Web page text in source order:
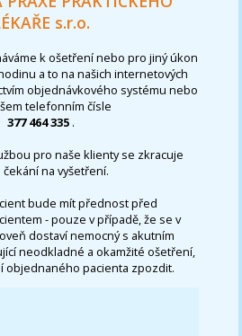
s.r.o.
k ošetření nebo pro jiný úkon
a to na našich internetových
objednávkového systému nebo
telefonním čísle
377 464 335 .
pro naše klienty se zkracuje
na vyšetření.
bude mít přednost před
- pouze v případě, že se v
dostaví nemocný s akutním
neodkladné a okamžité ošetření,
objednaného pacienta zpozdit.